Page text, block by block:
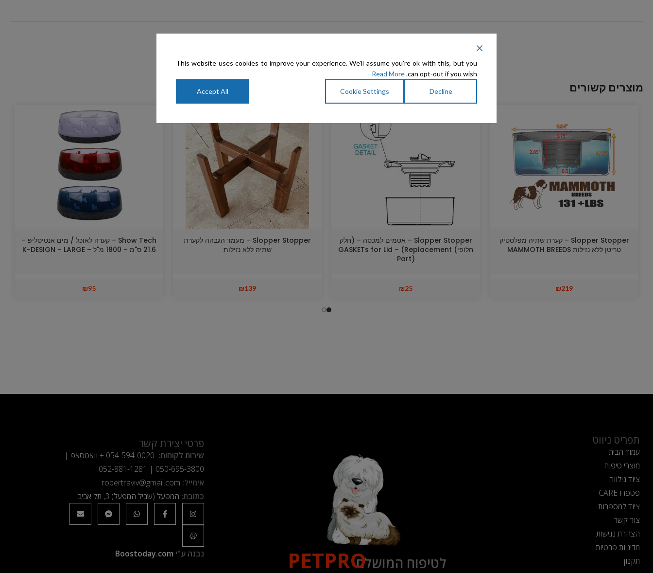
מוצרים קשורים
Slopper Stopper – קערת שתיה מפלסטיק
טריטן ללא נזילות MAMMOTH BREEDS
₪219
Slopper Stopper – אטמים למכסה – (חלק
חלופי) GASKETs for Lid – (Replacement
Part)
₪25
Slopper Stopper – מעמד הגבהה לקערת
שתיה ללא נזילות
₪139
Show Tech – קערה לאוכל / מים אנטיסליפ –
21.6 ס"מ – 1800 מ"ל – K-DESIGN – LARGE
₪95
תפריט ניווט
עמוד הבית
מוצרי טיפוח
ציוד נילווה
פטפרו CARE
ציוד למספרות
צור קשר
הצהרת נגישות
מדיניות פרטיות
תקנון
לטיפוח המושלםPETPRO
פרטי יצירת קשר
שירות לקוחות: 054-594-0020 + וואטסאפ |
050-695-3800
|
052-881-1281
אימייל: robertraviv@gmail.com
כתובת: המפעל (שביל המפעל) 3, תל אביב
נבנה ע"י Boostoday.com
This website uses cookies to improve your experience. We'll assume you're ok with this, but you
can opt-out if you wish.
Read More
Decline
Cookie Settings
Accept All